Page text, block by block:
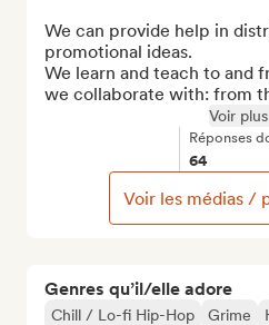
Genres qu’il/elle adore
Chill / Lo-fi Hip-Hop Grime
We can provide help in
promotional ideas.
We learn and teach to and
we collaborate with: from
Voir plus
Réponses
64
Voir les médias /